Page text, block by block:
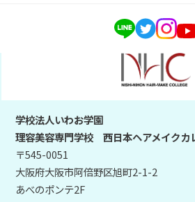
学校法人いわお学園
理容美容専門学校 西日本ヘアメイクカ
〒545-0051
大阪府大阪市阿倍野区旭町2-1-2
あべのポンテ2F